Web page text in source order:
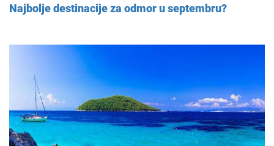
Najbolje destinacije za odmor u septembru?